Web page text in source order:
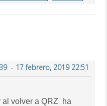
- 17 febrero, 2019 22:51
volver a QRZ ha